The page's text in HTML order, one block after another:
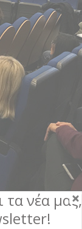
τα νέα μας,